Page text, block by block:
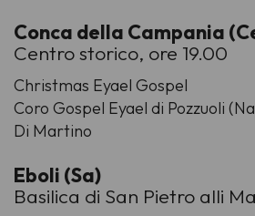
Conca della Campania
Centro storico, ore 19.00
Christmas Eyael Gospel
Coro Gospel Eyael di Pozzuoli
Di Martino
Eboli (Sa)
Basilica di San Pietro alli